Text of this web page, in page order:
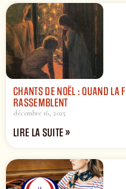
CHANTS DE NOËL : QUAND LA
RASSEMBLENT
décembre 16, 2025
LIRE LA SUITE »